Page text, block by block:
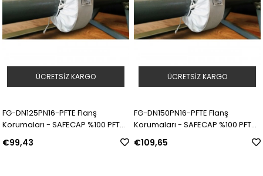
FG-DN125PN16-PFTE Flanş
Korumaları - SAFECAP %100 PFTE |
€99,43
ÜCRETSIZ KARGO
FG-DN150PN16-PFTE Flanş
Korumaları - SAFECAP %100 PFTE |
€109,65
ÜCRETSIZ KARGO